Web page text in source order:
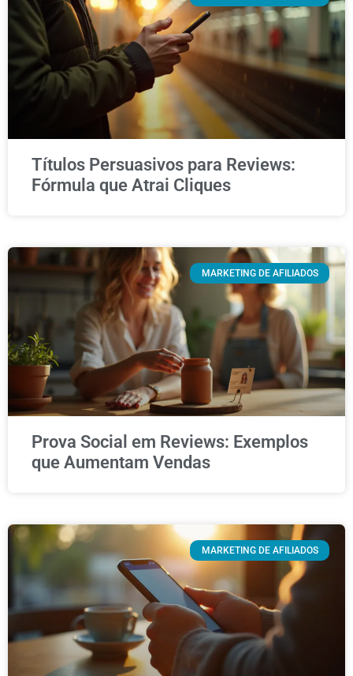
Títulos Persuasivos para Reviews:
Fórmula que Atrai Cliques
MARKETING DE AFILIADOS
Prova Social em Reviews: Exemplos
que Aumentam Vendas
MARKETING DE AFILIADOS